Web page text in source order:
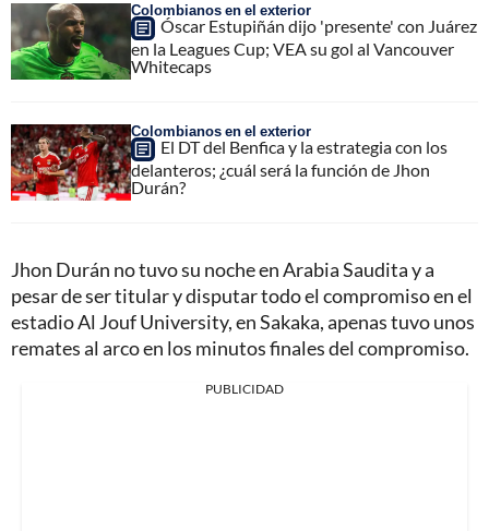
Colombianos en el exterior
Óscar Estupiñán dijo 'presente' con Juárez
en la Leagues Cup; VEA su gol al Vancouver
Whitecaps
Colombianos en el exterior
El DT del Benfica y la estrategia con los
delanteros; ¿cuál será la función de Jhon
Durán?
Jhon Durán no tuvo su noche en Arabia Saudita y a
pesar de ser titular y disputar todo el compromiso en el
estadio Al Jouf University, en Sakaka, apenas tuvo unos
remates al arco en los minutos finales del compromiso.
PUBLICIDAD